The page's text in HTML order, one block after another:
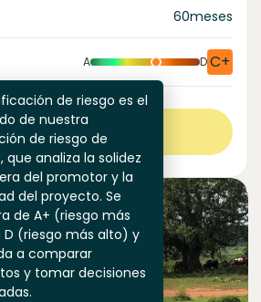
60meses
de riesgo es el
de nuestra
de riesgo de
que analiza la solidez
del promotor y la
del proyecto. Se
de A+ (riesgo más
D (riesgo más alto) y
a comparar
y tomar decisiones
A DC+
Ver más